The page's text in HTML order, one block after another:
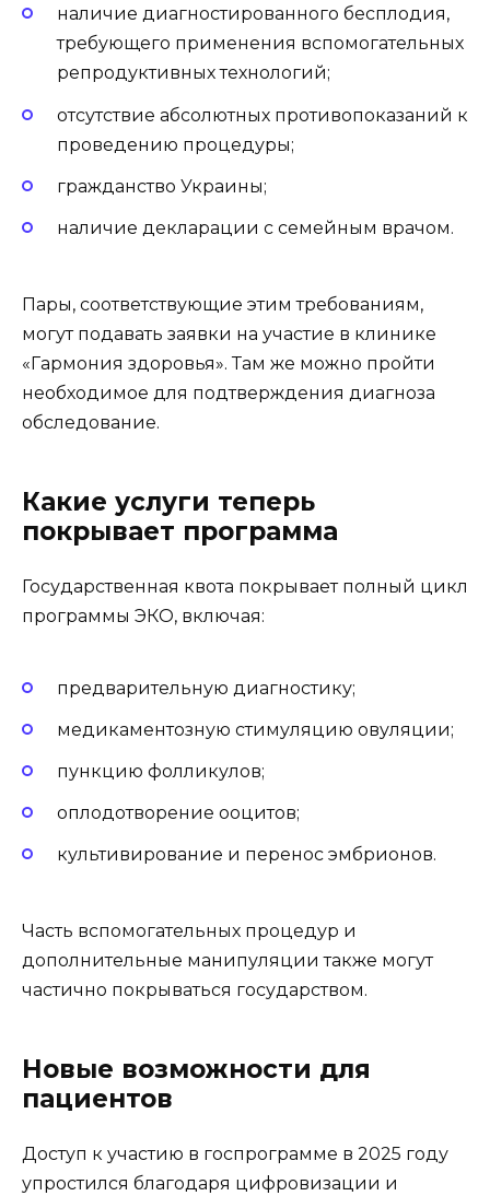
наличие диагностированного бесплодия,
требующего применения вспомогательных
репродуктивных технологий;
отсутствие абсолютных противопоказаний к
проведению процедуры;
гражданство Украины;
наличие декларации с семейным врачом.
Пары, соответствующие этим требованиям,
могут подавать заявки на участие в клинике
«Гармония здоровья». Там же можно пройти
необходимое для подтверждения диагноза
обследование.
Какие услуги теперь
покрывает программа
Государственная квота покрывает полный цикл
программы ЭКО, включая:
предварительную диагностику;
медикаментозную стимуляцию овуляции;
пункцию фолликулов;
оплодотворение ооцитов;
культивирование и перенос эмбрионов.
Часть вспомогательных процедур и
дополнительные манипуляции также могут
частично покрываться государством.
Новые возможности для
пациентов
Доступ к участию в госпрограмме в 2025 году
упростился благодаря цифровизации и